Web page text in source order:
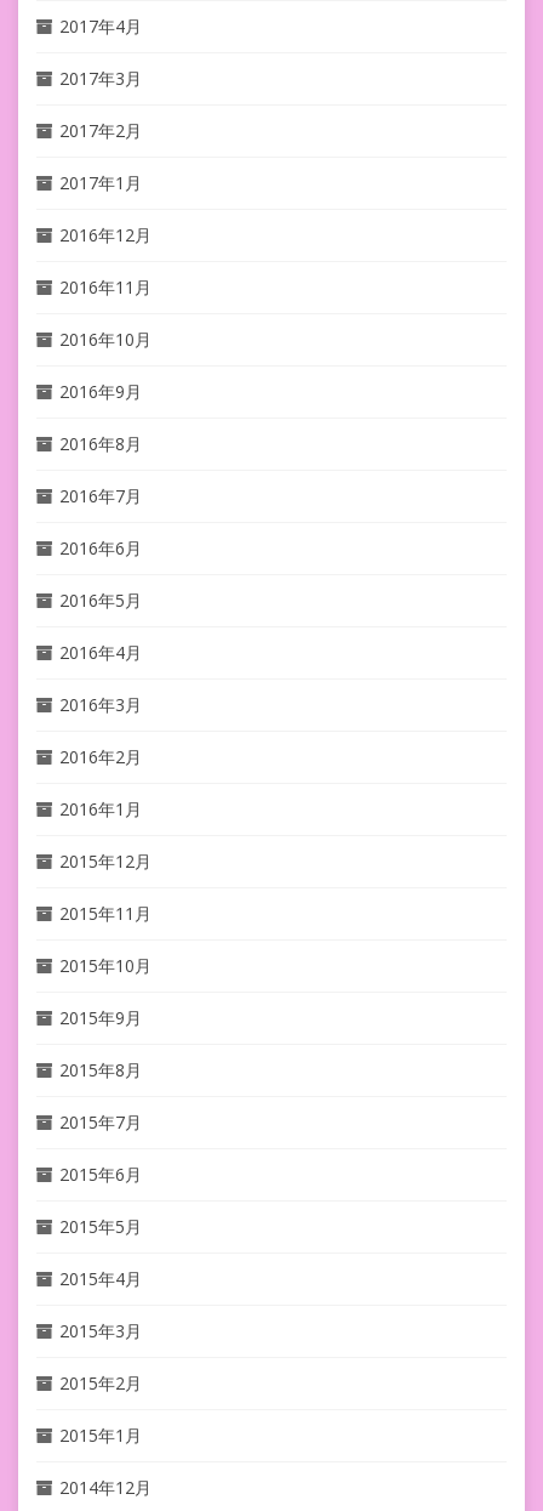
2017年4月
2017年3月
2017年2月
2017年1月
2016年12月
2016年11月
2016年10月
2016年9月
2016年8月
2016年7月
2016年6月
2016年5月
2016年4月
2016年3月
2016年2月
2016年1月
2015年12月
2015年11月
2015年10月
2015年9月
2015年8月
2015年7月
2015年6月
2015年5月
2015年4月
2015年3月
2015年2月
2015年1月
2014年12月